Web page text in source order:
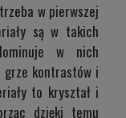
w pierwszej
są w takich
w nich
grze kontrastów i
to kryształ i
dzięki temu